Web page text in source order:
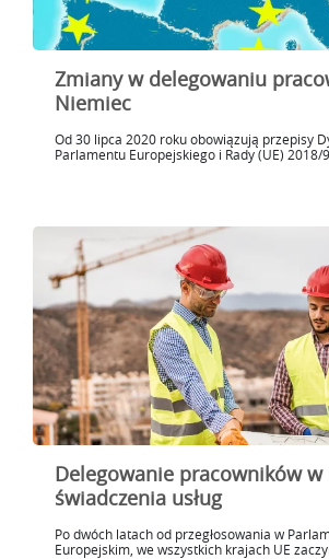
Zmiany w delegowaniu
Niemiec
Od 30 lipca 2020 roku obowiązują przepisy
Parlamentu Europejskiego i Rady (UE) 2018/
Delegowanie pracowników w
świadczenia usług
Po dwóch latach od przegłosowania w
Europejskim, we wszystkich krajach UE